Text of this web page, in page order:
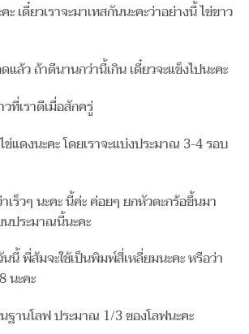
ะ เดี๋ยวเราจะมาเทสกันนะคะว่าอย่างนี้ ไข่ขาว
แล้ว ถ้าตีนานกว่านี้เกิน เดี๋ยวจะแข็งไปนะคะ
ที่เราตีเมื่อสักครู่
แดงนะคะ โดยเราจะแบ่งประมาณ 3-4 รอบ
เร็วๆ นะคะ นี้ค่ะ ค่อยๆ ยกหัวตะกร้อขึ้นมา
ประมาณนี้นะคะ
นี้ พี่ส้มจะใช้เป็นพิมพ์สี่เหลี่ยมนะคะ หรือว่า
นะคะ
ฐานโลฟ ประมาณ 1/3 ของโลฟนะคะ